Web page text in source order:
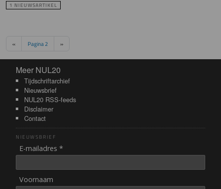
1 NIEUWSARTIKEL
Paginering
Vorige pagina
‹‹ Pagina 2 Volgende pagina
››
Meer NUL20
Meer NUL20
Tijdschriftarchief
Nieuwsbrief
NUL20 RSS-feeds
Disclaimer
Contact
NIEUWSBRIEF
E-mailadres *
Voornaam